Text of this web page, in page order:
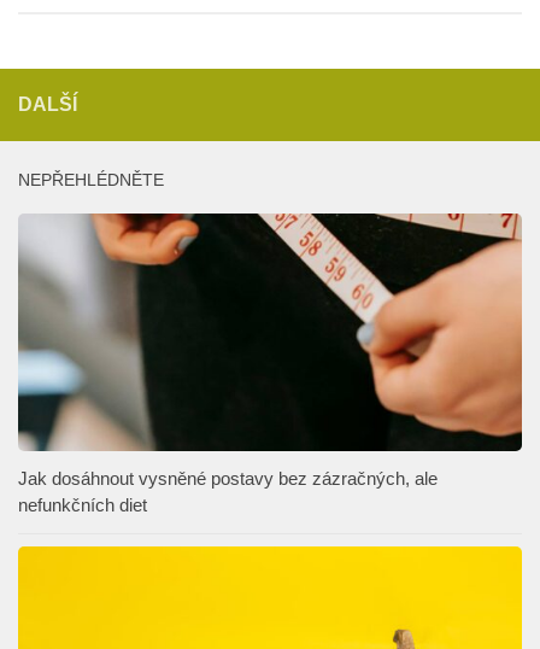
DALŠÍ
NEPŘEHLÉDNĚTE
Jak dosáhnout vysněné postavy bez zázračných, ale
nefunkčních diet